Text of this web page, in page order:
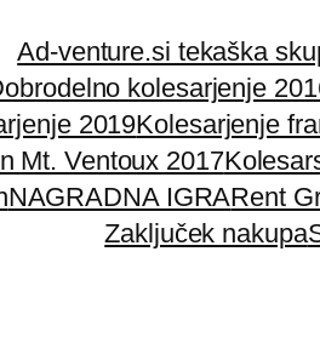
Ad-venture.si tekaška
kolesarjenje
2019Kolesarjenje
Mt. Ventoux 2017
NAGRADNA IGRARent
Zaključek nakupa